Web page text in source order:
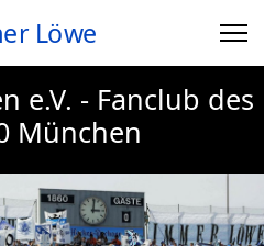
Löwe
e.V. - Fanclub des
München